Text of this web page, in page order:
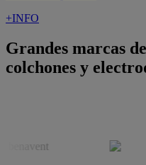
+INFO
Grandes marcas
colchones y